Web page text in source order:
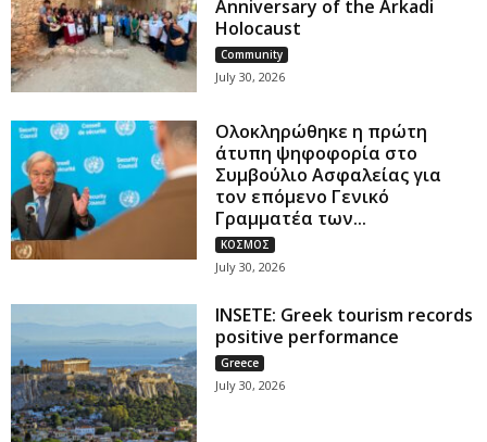
Anniversary of the Arkadi
Holocaust
Community
July 30, 2026
Ολοκληρώθηκε η πρώτη
άτυπη ψηφοφορία στο
Συμβούλιο Ασφαλείας για
τον επόμενο Γενικό
Γραμματέα των...
ΚΟΣΜΟΣ
July 30, 2026
INSETE: Greek tourism records
positive performance
Greece
July 30, 2026